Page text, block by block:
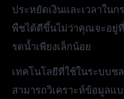
ประหยัดเงินและเวลาใน
พืชได้ดีขึ้นไม่ว่าคุณจะอยู่ที่
รดน้ำเพียงเล็กน้อย
เทคโนโลยีที่ใช้ในระบบช
สามารถวิเคราะห์ข้อมูลแ